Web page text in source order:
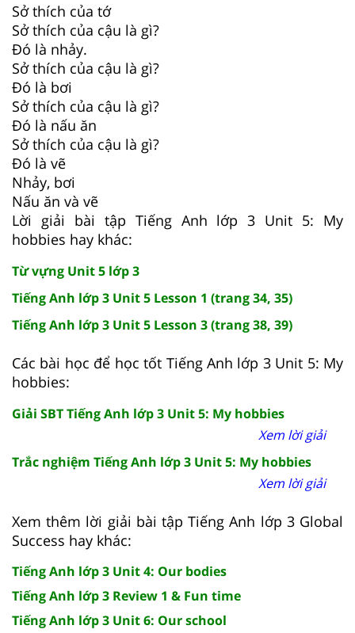
Sở thích của tớ
Sở thích của cậu là gì?
Đó là nhảy.
Sở thích của cậu là gì?
Đó là bơi
Sở thích của cậu là gì?
Đó là nấu ăn
Sở thích của cậu là gì?
Đó là vẽ
Nhảy, bơi
Nấu ăn và vẽ
Lời giải bài tập Tiếng Anh lớp 3 Unit 5: My
hobbies hay khác:
Từ vựng Unit 5 lớp 3
Tiếng Anh lớp 3 Unit 5 Lesson 1 (trang 34, 35)
Tiếng Anh lớp 3 Unit 5 Lesson 3 (trang 38, 39)
Các bài học để học tốt Tiếng Anh lớp 3 Unit 5: My
hobbies:
Giải SBT Tiếng Anh lớp 3 Unit 5: My hobbies
Xem lời giải
Trắc nghiệm Tiếng Anh lớp 3 Unit 5: My hobbies
Xem lời giải
Xem thêm lời giải bài tập Tiếng Anh lớp 3 Global
Success hay khác:
Tiếng Anh lớp 3 Unit 4: Our bodies
Tiếng Anh lớp 3 Review 1 & Fun time
Tiếng Anh lớp 3 Unit 6: Our school